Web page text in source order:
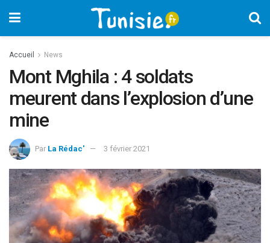
Accueil News
Mont Mghila : 4 soldats
meurent dans l’explosion d’une
mine
Par La Rédac' 3 février 2021